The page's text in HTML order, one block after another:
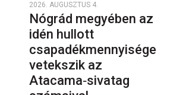
2026. AUGUSZTUS 4.
Nógrád megyében az
idén hullott
csapadékmennyisége
vetekszik az
Atacama‑sivatag